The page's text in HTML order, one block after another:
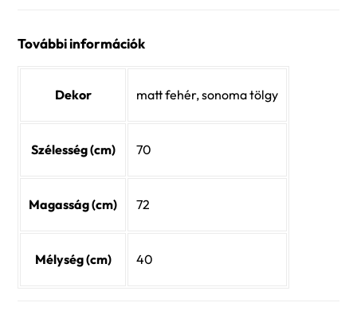
További információk
Dekor matt fehér, sonoma tölgy
Szélesség (cm) 70
Magasság (cm) 72
Mélység (cm) 40